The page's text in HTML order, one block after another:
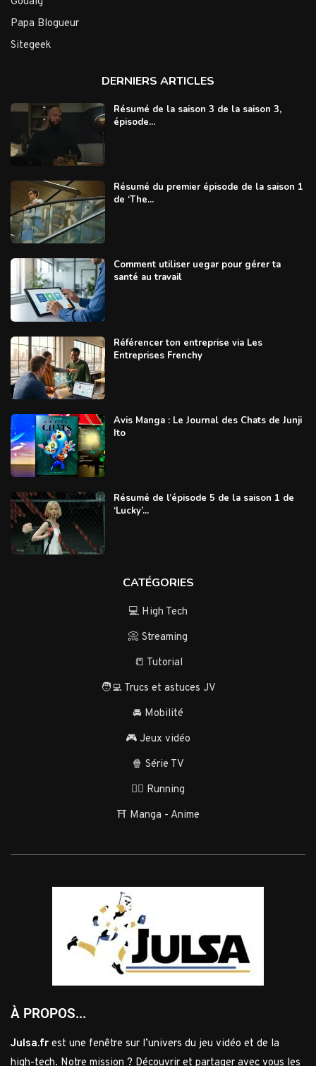
Papa Blogueur
Sitegeek
DERNIERS ARTICLES
Résumé de la saison 3 de la saison 3,
épisode...
Résumé du premier épisode de la saison 1
de ‘The...
Comment utiliser uegar pour gérer ta
santé au travail
Référencer ton entreprise via Les
Entreprises Frenchy
Avis Manga : Le Journal des Chats de Junji
Ito
Résumé de l’épisode 5 de la saison 1 de
‘Lucky’...
CATÉGORIES
💻 High Tech
📀 Streaming
📒 Tutorial
🧑‍💻 Trucs et astuces JV
🚘 Mobilité
🎮 Jeux vidéo
🍿 Série TV
🏃‍♂️ Running
⛩️ Manga - Anime
À PROPOS...
Julsa.fr est une fenêtre sur l’univers du jeu vidéo et de la
high-tech. Notre mission ? Découvrir et partager avec vous les